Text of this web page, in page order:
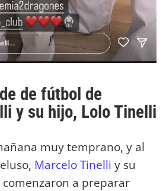
de fútbol de
y su hijo, Lolo Tinelli
muy temprano, y al
Marcelo Tinelli y su
comenzaron a preparar